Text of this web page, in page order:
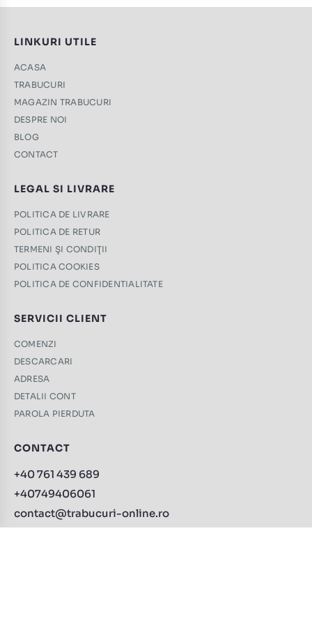
LINKURI UTILE
ACASA
TRABUCURI
MAGAZIN TRABUCURI
DESPRE NOI
BLOG
CONTACT
LEGAL SI LIVRARE
POLITICA DE LIVRARE
POLITICA DE RETUR
TERMENI ŞI CONDIŢII
POLITICA COOKIES
POLITICA DE CONFIDENTIALITATE
SERVICII CLIENT
COMENZI
DESCARCARI
ADRESA
DETALII CONT
PAROLA PIERDUTA
CONTACT
+40 761 439 689
+40749406061
contact@trabucuri-online.ro